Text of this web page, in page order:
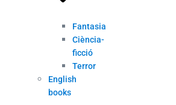
Fantasia
Ciència-
ficció
Terror
English
books